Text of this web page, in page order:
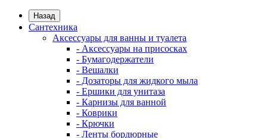
Назад
Сантехника
Аксессуары для ванны и туалета
- Аксессуары на присосках
- Бумагодержатели
- Вешалки
- Дозаторы для жидкого мыла
- Ершики для унитаза
- Карнизы для ванной
- Коврики
- Крючки
- Ленты бордюрные